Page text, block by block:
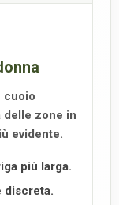
cuoio
delle zone in
evidente.
più larga.
discreta.